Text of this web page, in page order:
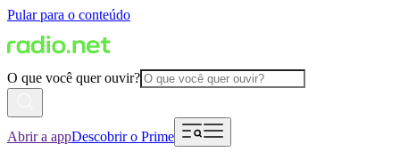
Pular para o conteúdo
O que você quer ouvir?
Abrir a appDescobrir o Prime